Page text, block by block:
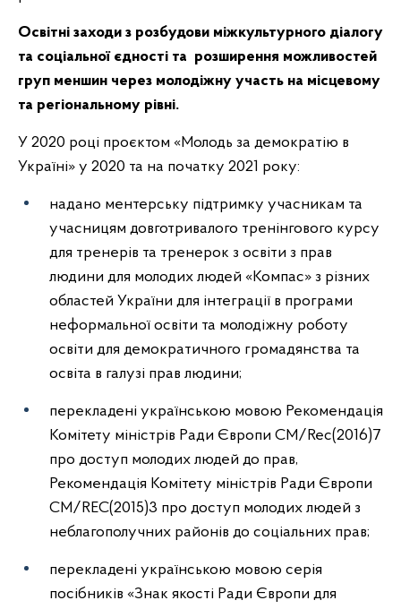
Освітні заходи з розбудови міжкультурного діалогу
та соціальної єдності та розширення можливостей
груп меншин через молодіжну участь на місцевому
та регіональному рівні.
У 2020 році проєктом «Молодь за демократію в
Україні» у 2020 та на початку 2021 року:
надано ментерську підтримку учасникам та
учасницям довготривалого тренінгового курсу
для тренерів та тренерок з освіти з прав
людини для молодих людей «Компас» з різних
областей України для інтеграції в програми
неформальної освіти та молодіжну роботу
освіти для демократичного громадянства та
освіта в галузі прав людини;
перекладені українською мовою Рекомендація
Комітету міністрів Ради Європи CM/Rec(2016)7
про доступ молодих людей до прав,
Рекомендація Комітету міністрів Ради Європи
CM/REC(2015)3 про доступ молодих людей з
неблагополучних районів до соціальних прав;
перекладені українською мовою серія
посібників «Знак якості Ради Європи для